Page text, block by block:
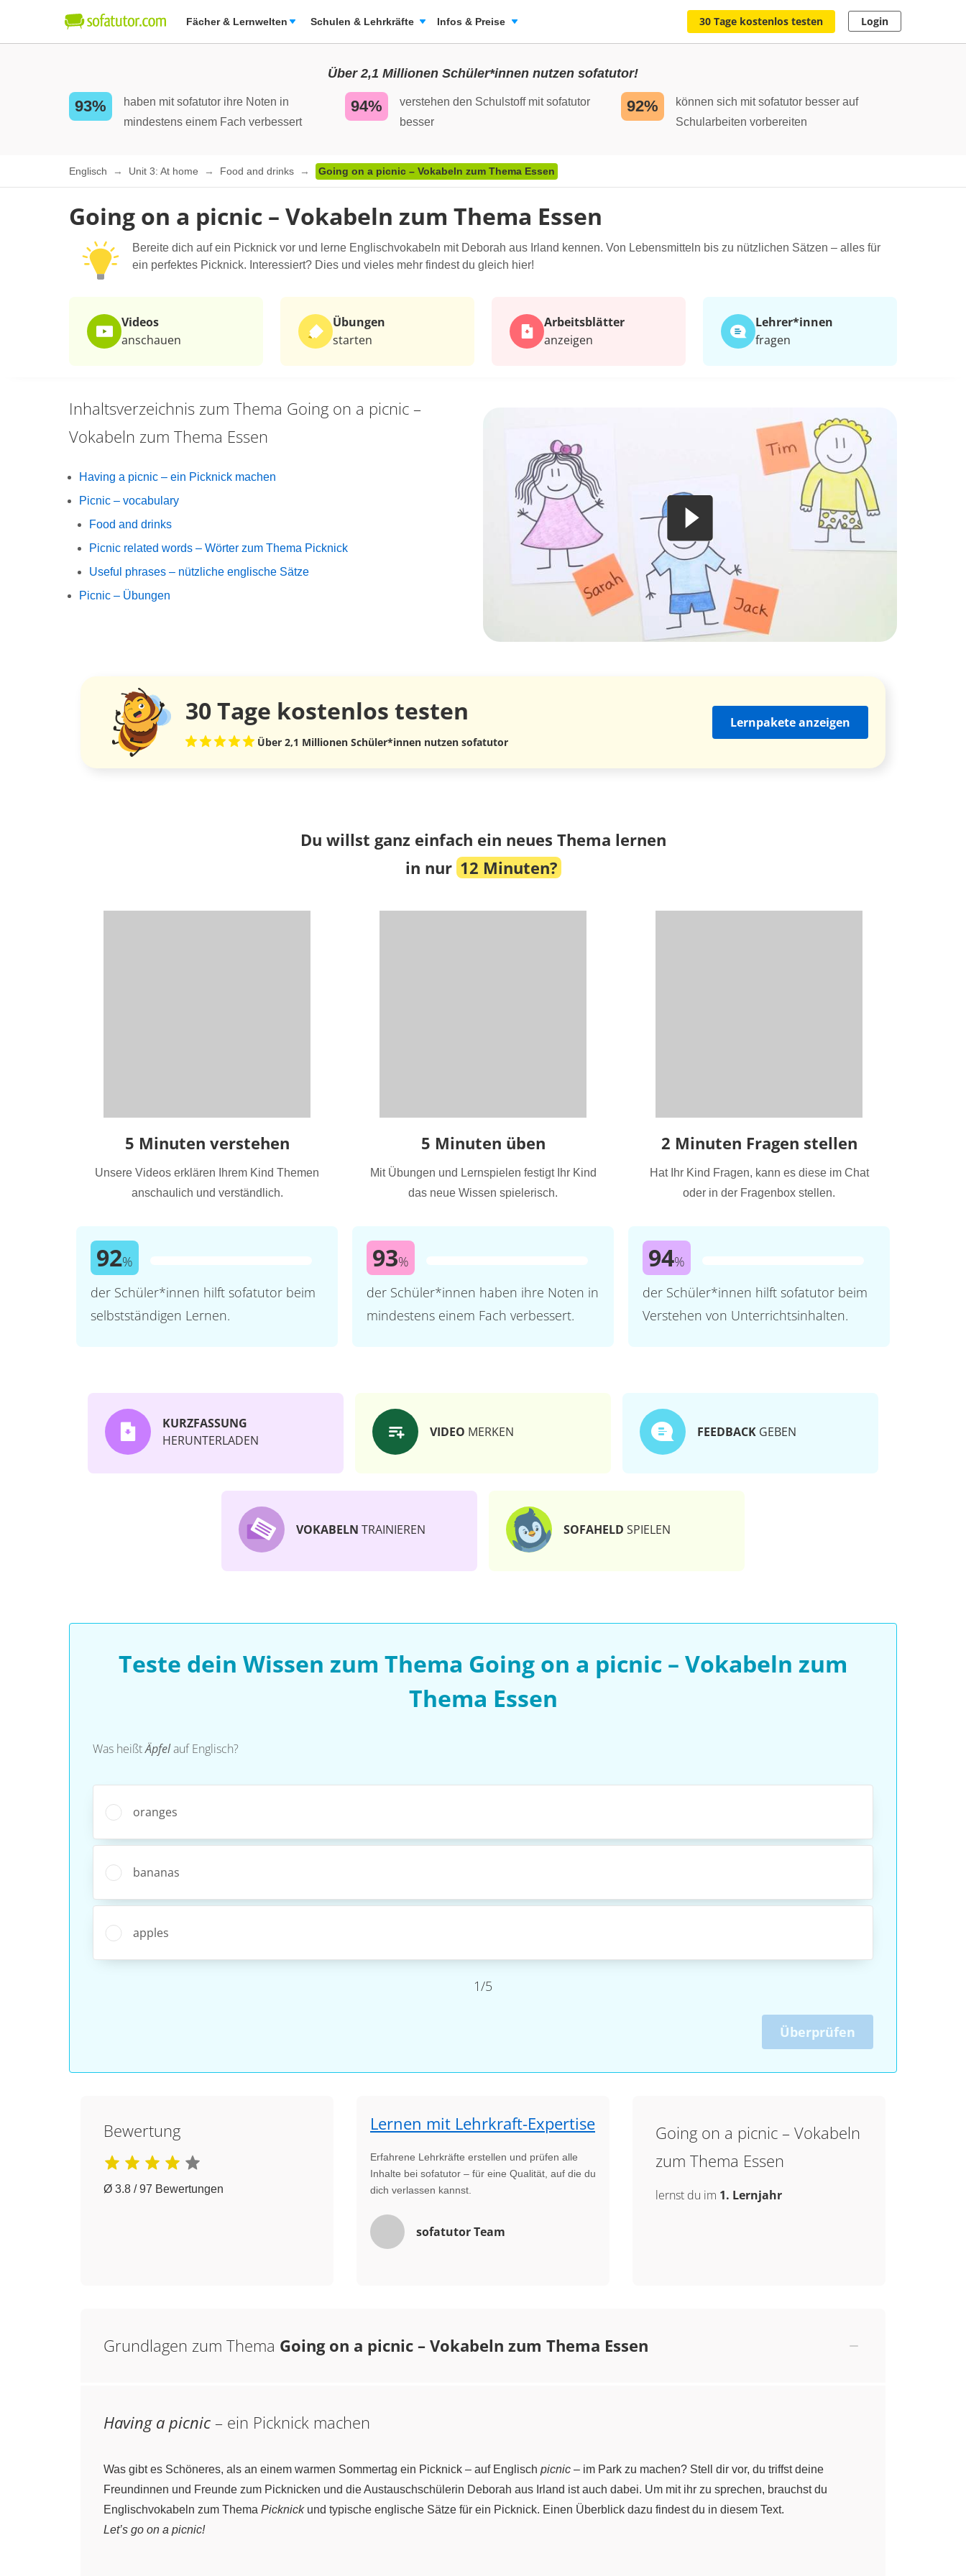
Fächer & Lernwelten Schulen & Lehrkräfte Infos & Preise 30 Tage kostenlos testen Login
Über 2,1 Millionen Schüler*innen nutzen sofatutor!
93%
haben mit sofatutor ihre Noten in
mindestens einem Fach verbessert
94%
verstehen den Schulstoff mit sofatutor
besser
92%
können sich mit sofatutor besser auf
Schularbeiten vorbereiten
Englisch Unit 3: At home Food and drinks Going on a picnic – Vokabeln zum Thema Essen
Going on a picnic – Vokabeln zum Thema Essen
Bereite dich auf ein Picknick vor und lerne Englischvokabeln mit Deborah aus Irland kennen. Von Lebensmitteln bis zu nützlichen Sätzen – alles für
ein perfektes Picknick. Interessiert? Dies und vieles mehr findest du gleich hier!
Videos
anschauen
Übungen
starten
Arbeits­blätter
anzeigen
Lehrer*​innen
fragen
Inhaltsverzeichnis zum Thema Going on a picnic –
Vokabeln zum Thema Essen
Having a picnic – ein Picknick machen
Picnic – vocabulary
Food and drinks
Picnic related words – Wörter zum Thema Picknick
Useful phrases – nützliche englische Sätze
Picnic – Übungen
30 Tage kostenlos testen
Über 2,1 Millionen Schüler*innen nutzen sofatutor
Lernpakete anzeigen
Du willst ganz einfach ein neues Thema lernen
in nur 12 Minuten?
5 Minuten verstehen
Unsere Videos erklären Ihrem Kind Themen
anschaulich und verständlich.
92%
der Schüler*innen hilft sofatutor beim
selbstständigen Lernen.
5 Minuten üben
Mit Übungen und Lernspielen festigt Ihr Kind
das neue Wissen spielerisch.
93%
der Schüler*innen haben ihre Noten in
mindestens einem Fach verbessert.
2 Minuten Fragen stellen
Hat Ihr Kind Fragen, kann es diese im Chat
oder in der Fragenbox stellen.
94%
der Schüler*innen hilft sofatutor beim
Verstehen von Unterrichtsinhalten.
KURZFASSUNG
HERUNTERLADEN
VIDEO MERKEN FEEDBACK GEBEN
VOKABELN TRAINIEREN SOFAHELD SPIELEN
Teste dein Wissen zum Thema Going on a picnic – Vokabeln zum
Thema Essen
Was heißtÄpfelauf Englisch?
oranges
bananas
apples
1/5
Überprüfen
Bewertung
Ø 3.8 / 97 Bewertungen
Lernen mit Lehrkraft-Expertise
Erfahrene Lehrkräfte erstellen und prüfen alle
Inhalte bei sofatutor – für eine Qualität, auf die du
dich verlassen kannst.
sofatutor Team
Going on a picnic – Vokabeln
zum Thema Essen
lernst du im 1. Lernjahr
Grundlagen zum Thema Going on a picnic – Vokabeln zum Thema Essen
Having a picnic – ein Picknick machen
Was gibt es Schöneres, als an einem warmen Sommertag ein Picknick – auf Englisch picnic – im Park zu machen? Stell dir vor, du triffst deine
Freundinnen und Freunde zum Picknicken und die Austauschschülerin Deborah aus Irland ist auch dabei. Um mit ihr zu sprechen, brauchst du
Englischvokabeln zum Thema Picknickund typische englische Sätze für ein Picknick. Einen Überblick dazu findest du in diesem Text.
Let’s go on a picnic!